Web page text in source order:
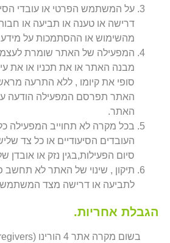
על המשתמש הפרטי או עובדי
דרישה או טענה או תביעה או
מהשימוש או ההסתמכות על
המפעילה של האתר שומרת
מבנה האתר או את תכניו או את
סופי את קיומו , ללא התרעה
האתר תפרסם המפעילה הודעה
האתר.
בכל מקרה לא תחוייב המפעילה
העובדים הסיעודיים או כל צד
סיום הפעילות,בגין נזק או אובדן
תיקון , שינוי של האתר לא תחשב
לתביעה או דרישה מצד
הגבלת אחריות.